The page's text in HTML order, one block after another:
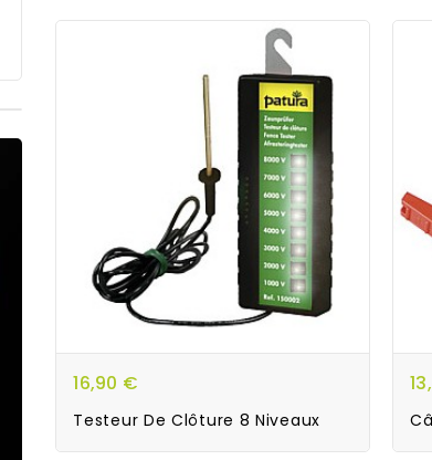
16,90 €
Testeur De Clôture 8 Niveaux